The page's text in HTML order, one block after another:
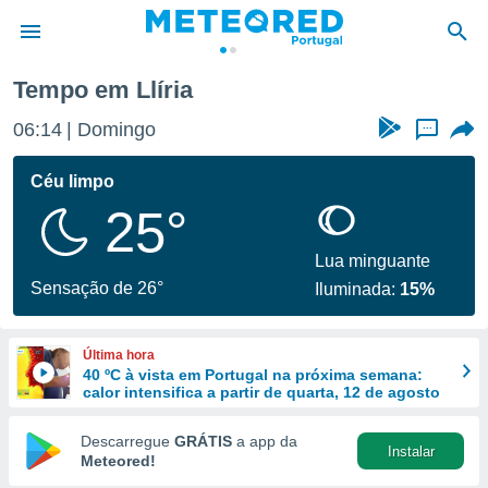
da
foi
fornecidas
a este
das
e
forma
digital
Tempo em Llíria
06:14 Domingo ...
Céu limpo
25°
Sensação de 26°
Lua minguante
Iluminada: 15%
Última hora
40 ºC à vista em Portugal na próxima semana:
calor intensifica a partir de quarta, 12 de agosto
Descarregue GRÁTIS a app da
Meteored!
Instalar